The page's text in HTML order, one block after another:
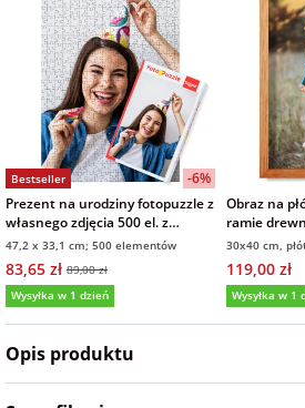
na wieczór
panieński
na wieczór
kawalerski
Bestseller
-6%
Prezent na urodziny fotopuzzle z
własnego zdjęcia 500 el. z
pudełkiem
47,2 x 33,1 cm; 500 elementów
83,65 zł 89,00 zł
Wysyłka w 1 dzień
Obraz na
ramie
30x40 cm,
119,00 zł
Wysyłka w 1
Opis produktu